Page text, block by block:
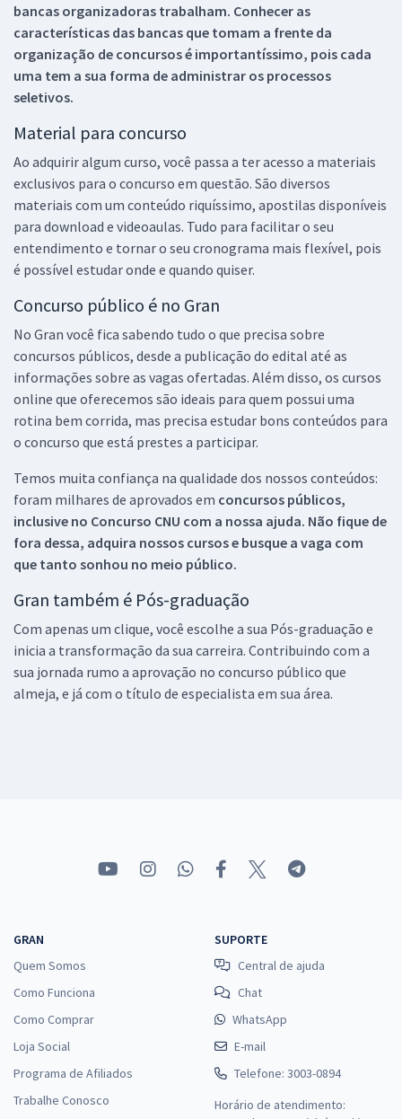
bancas organizadoras trabalham. Conhecer as
características das bancas que tomam a frente da
organização de concursos é importantíssimo, pois cada
uma tem a sua forma de administrar os processos
seletivos.
Material para concurso
Ao adquirir algum curso, você passa a ter acesso a materiais
exclusivos para o concurso em questão. São diversos
materiais com um conteúdo riquíssimo, apostilas disponíveis
para download e videoaulas. Tudo para facilitar o seu
entendimento e tornar o seu cronograma mais flexível, pois
é possível estudar onde e quando quiser.
Concurso público é no Gran
No Gran você fica sabendo tudo o que precisa sobre
concursos públicos, desde a publicação do edital até as
informações sobre as vagas ofertadas. Além disso, os cursos
online que oferecemos são ideais para quem possui uma
rotina bem corrida, mas precisa estudar bons conteúdos para
o concurso que está prestes a participar.
Temos muita confiança na qualidade dos nossos conteúdos:
foram milhares de aprovados em concursos públicos,
inclusive no Concurso CNU com a nossa ajuda. Não fique de
fora dessa, adquira nossos cursos e busque a vaga com
que tanto sonhou no meio público.
Gran também é Pós-graduação
Com apenas um clique, você escolhe a sua Pós-graduação e
inicia a transformação da sua carreira. Contribuindo com a
sua jornada rumo a aprovação no concurso público que
almeja, e já com o título de especialista em sua área.
GRAN
Quem Somos
Como Funciona
Como Comprar
Loja Social
Programa de Afiliados
Trabalhe Conosco
SUPORTE
Central de ajuda
Chat
WhatsApp
E-mail
Telefone: 3003-0894
Horário de atendimento: